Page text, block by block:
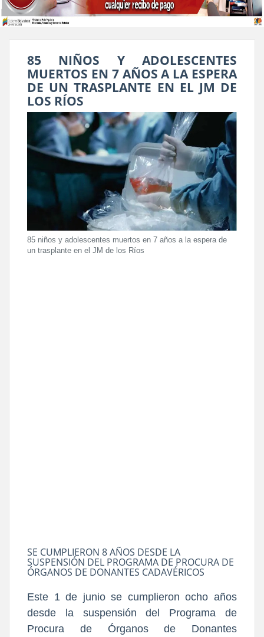
85 NIÑOS Y ADOLESCENTES
MUERTOS EN 7 AÑOS A LA ESPERA
DE UN TRASPLANTE EN EL JM DE
LOS RÍOS
85 niños y adolescentes muertos en 7 años a la espera de
un trasplante en el JM de los Ríos
SE CUMPLIERON 8 AÑOS DESDE LA
SUSPENSIÓN DEL PROGRAMA DE PROCURA DE
ÓRGANOS DE DONANTES CADAVÉRICOS
Este 1 de junio se cumplieron ocho años
desde la suspensión del Programa de
Procura de Órganos de Donantes